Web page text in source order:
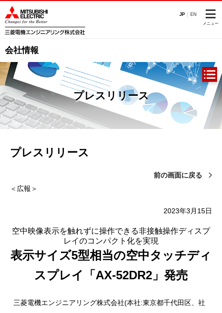
JP EN
メニュー
会社情報
プレスリリース
プレスリリース
前の画面に戻る
＜広報＞
2023年3月15日
空中映像表示を触れずに操作できる非接触操作ディスプ
レイのコンパクト化を実現
表示サイズ5型相当の空中タッチディ
スプレイ「AX-52DR2」発売
三菱電機エンジニアリング株式会社(本社:東京都千代田区、社